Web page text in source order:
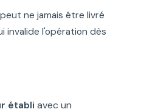
ne jamais être livré
invalide l'opération dès
établi avec un